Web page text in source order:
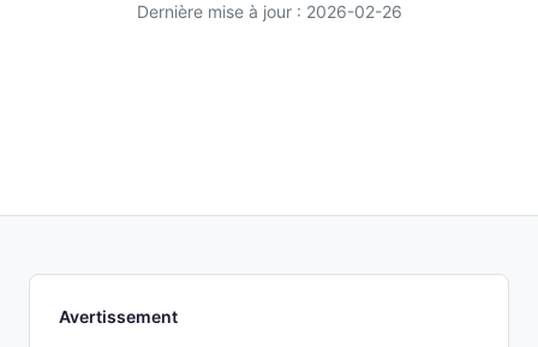
Dernière mise à jour : 2026-02-26
Avertissement